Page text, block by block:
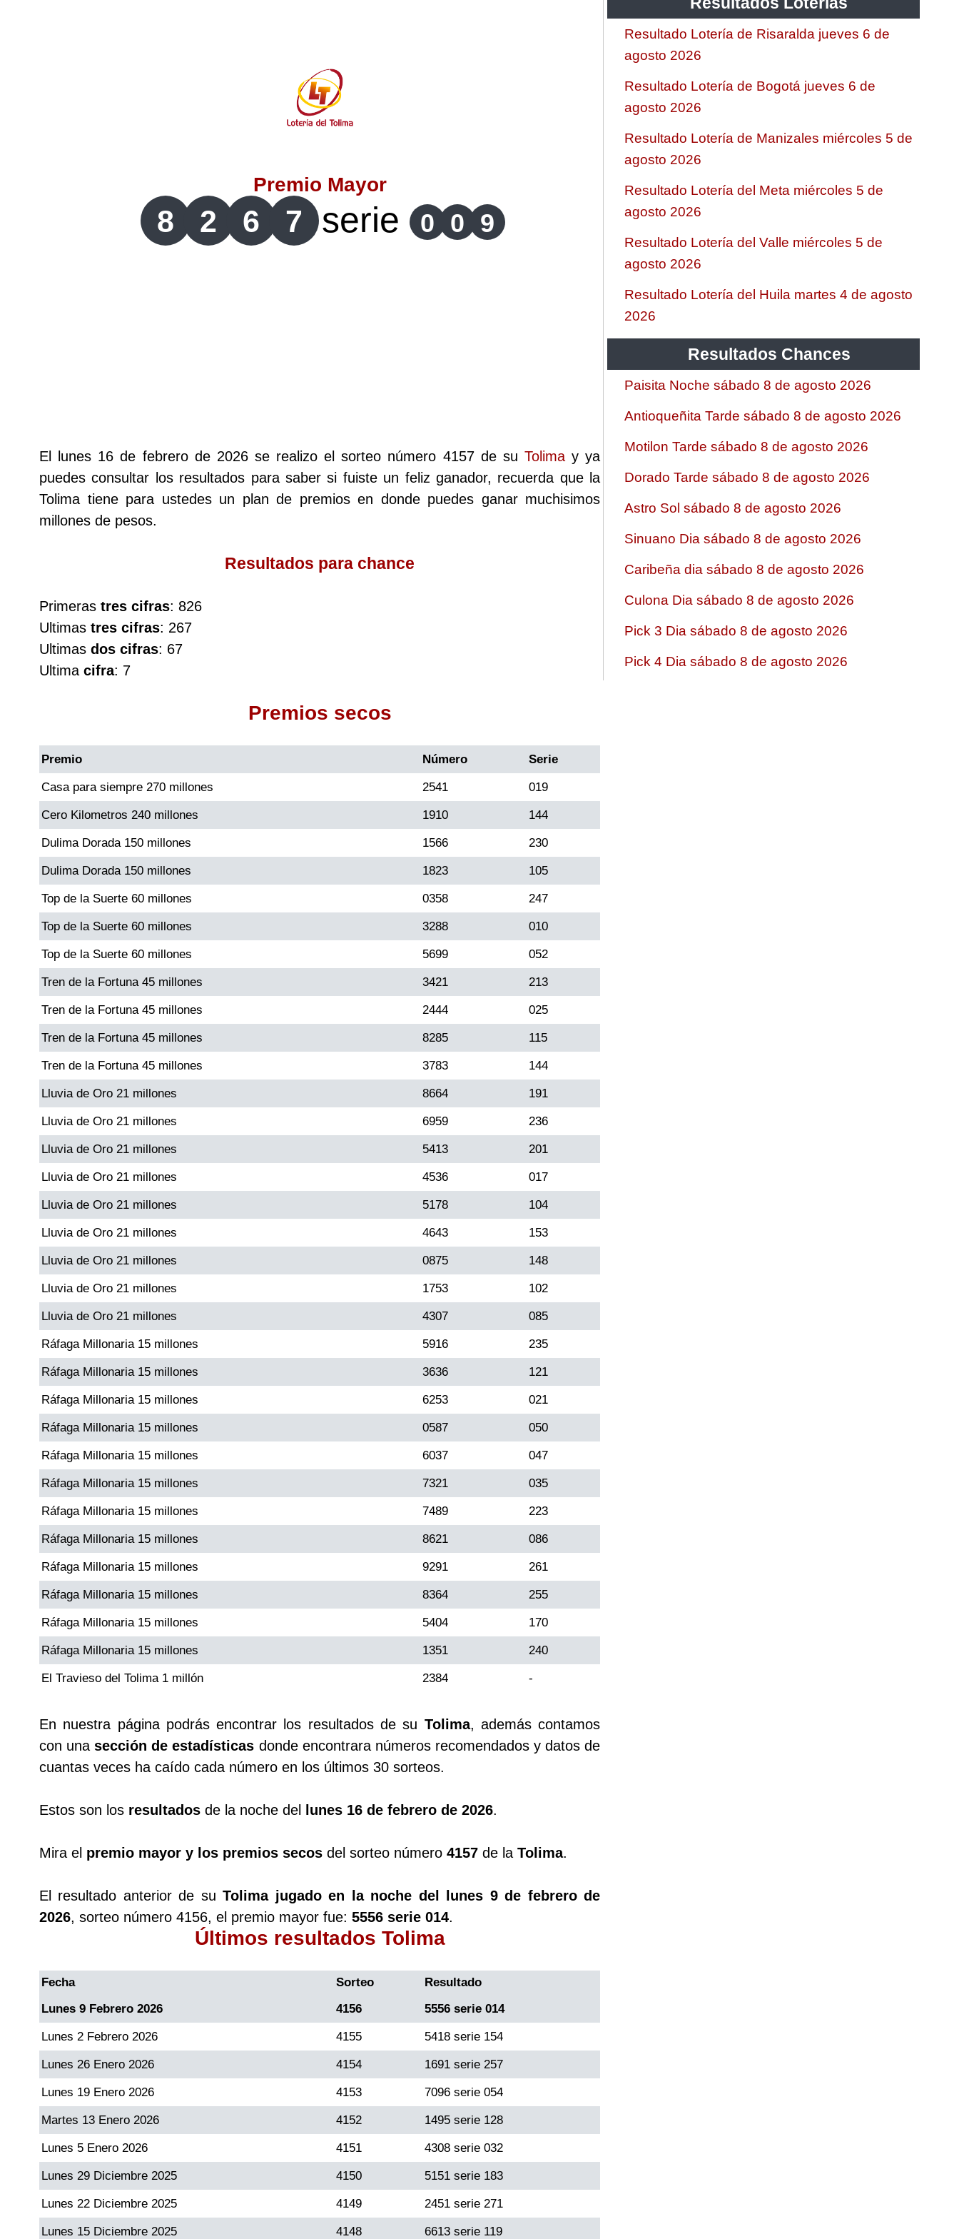
Lotería de Risaralda
Antioqueñita Día
Antioqueñita Tarde
Astro Luna
Cafeterito Tarde
Caribeña Noche
Chontico Día
Chontico Noche
Culona día
Culona noche
Dorado Mañana
Dorado Tarde
Dorado Noche
Fantástica Día
Fantástica Noche
Motilon Tarde
Motilon Noche
Paisita Día
Paisita Noche
Paisita 3
Pick 3 Día
Pick 3 Noche
Pick 4 Día
Pick 4 Noche
Pijao de Oro
Saman de la suerte
Sinuano Día
Sinuano Noche
Super Chontico Noche
Premio Mayor
8 2 6 7 serie 0 0 9
El lunes 16 de febrero de 2026 se realizo el sorteo número 4157 de su Tolimay ya
puedes consultar los resultados para saber si fuiste un feliz ganador, recuerda que la
Tolima tiene para ustedes un plan de premios en donde puedes ganar muchisimos
millones de pesos.
Resultados para chance
Primeras tres cifras: 826
Ultimas tres cifras: 267
Ultimas dos cifras: 67
Ultima cifra: 7
Premios secos
Premio Número Serie
Casa para siempre 270 millones 2541 019
Cero Kilometros 240 millones 1910 144
Dulima Dorada 150 millones 1566 230
Dulima Dorada 150 millones 1823 105
Top de la Suerte 60 millones 0358 247
Top de la Suerte 60 millones 3288 010
Top de la Suerte 60 millones 5699 052
Tren de la Fortuna 45 millones 3421 213
Tren de la Fortuna 45 millones 2444 025
Tren de la Fortuna 45 millones 8285 115
Tren de la Fortuna 45 millones 3783 144
Lluvia de Oro 21 millones 8664 191
Lluvia de Oro 21 millones 6959 236
Lluvia de Oro 21 millones 5413 201
Lluvia de Oro 21 millones 4536 017
Lluvia de Oro 21 millones 5178 104
Lluvia de Oro 21 millones 4643 153
Lluvia de Oro 21 millones 0875 148
Lluvia de Oro 21 millones 1753 102
Lluvia de Oro 21 millones 4307 085
Ráfaga Millonaria 15 millones 5916 235
Ráfaga Millonaria 15 millones 3636 121
Ráfaga Millonaria 15 millones 6253 021
Ráfaga Millonaria 15 millones 0587 050
Ráfaga Millonaria 15 millones 6037 047
Ráfaga Millonaria 15 millones 7321 035
Ráfaga Millonaria 15 millones 7489 223
Ráfaga Millonaria 15 millones 8621 086
Ráfaga Millonaria 15 millones 9291 261
Ráfaga Millonaria 15 millones 8364 255
Ráfaga Millonaria 15 millones 5404 170
Ráfaga Millonaria 15 millones 1351 240
El Travieso del Tolima 1 millón 2384 -
En nuestra página podrás encontrar los resultados de su Tolima, además contamos
con unasección de estadísticas donde encontrara números recomendados y datos de
cuantas veces ha caído cada número en los últimos 30 sorteos.
Estos son los resultados de la noche del lunes 16 de febrero de 2026.
Mira el premio mayor y los premios secos del sorteo número 4157 de la Tolima.
El resultado anterior de suTolima jugado en la noche del lunes 9 de febrero de
2026, sorteo número 4156, el premio mayor fue: 5556 serie 014.
Últimos resultados Tolima
Fecha Sorteo
Resultado
Lunes 9 Febrero 2026
4156 5556 serie 014
Lunes 2 Febrero 2026 4155 5418 serie 154
Lunes 26 Enero 2026 4154 1691 serie 257
Lunes 19 Enero 2026 4153 7096 serie 054
Martes 13 Enero 2026 4152 1495 serie 128
Lunes 5 Enero 2026 4151 4308 serie 032
Lunes 29 Diciembre 2025 4150 5151 serie 183
Lunes 22 Diciembre 2025 4149 2451 serie 271
Lunes 15 Diciembre 2025 4148 6613 serie 119
Resultado Lotería de Risaralda jueves 6 de
agosto 2026
Resultado Lotería de Bogotá jueves 6 de
agosto 2026
Resultado Lotería de Manizales miércoles 5 de
agosto 2026
Resultado Lotería del Meta miércoles 5 de
agosto 2026
Resultado Lotería del Valle miércoles 5 de
agosto 2026
Resultado Lotería del Huila martes 4 de agosto
2026
Resultados Chances
Paisita Noche sábado 8 de agosto 2026
Antioqueñita Tarde sábado 8 de agosto 2026
Motilon Tarde sábado 8 de agosto 2026
Dorado Tarde sábado 8 de agosto 2026
Astro Sol sábado 8 de agosto 2026
Sinuano Dia sábado 8 de agosto 2026
Caribeña dia sábado 8 de agosto 2026
Culona Dia sábado 8 de agosto 2026
Pick 3 Dia sábado 8 de agosto 2026
Pick 4 Dia sábado 8 de agosto 2026